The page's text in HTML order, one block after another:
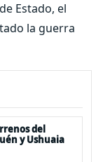
Estado, el
la guerra
del
y Ushuaia